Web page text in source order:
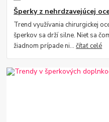
Šperky z nehrdzavejúcej
Trend využívania chirurgickej
šperkov sa drží silne. Niet sa
žiadnom prípade ni...čítať celé